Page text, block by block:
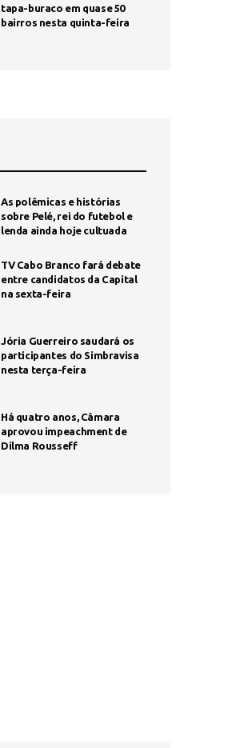
tapa-buraco em quase 50
bairros nesta quinta-feira
As polêmicas e histórias
sobre Pelé, rei do futebol e
lenda ainda hoje cultuada
TV Cabo Branco fará debate
entre candidatos da Capital
na sexta-feira
Jória Guerreiro saudará os
participantes do Simbravisa
nesta terça-feira
Há quatro anos, Câmara
aprovou impeachment de
Dilma Rousseff